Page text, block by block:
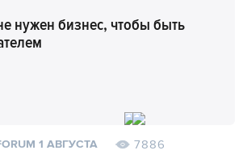
нужен бизнес, чтобы быть
1 АВГУСТА 7886